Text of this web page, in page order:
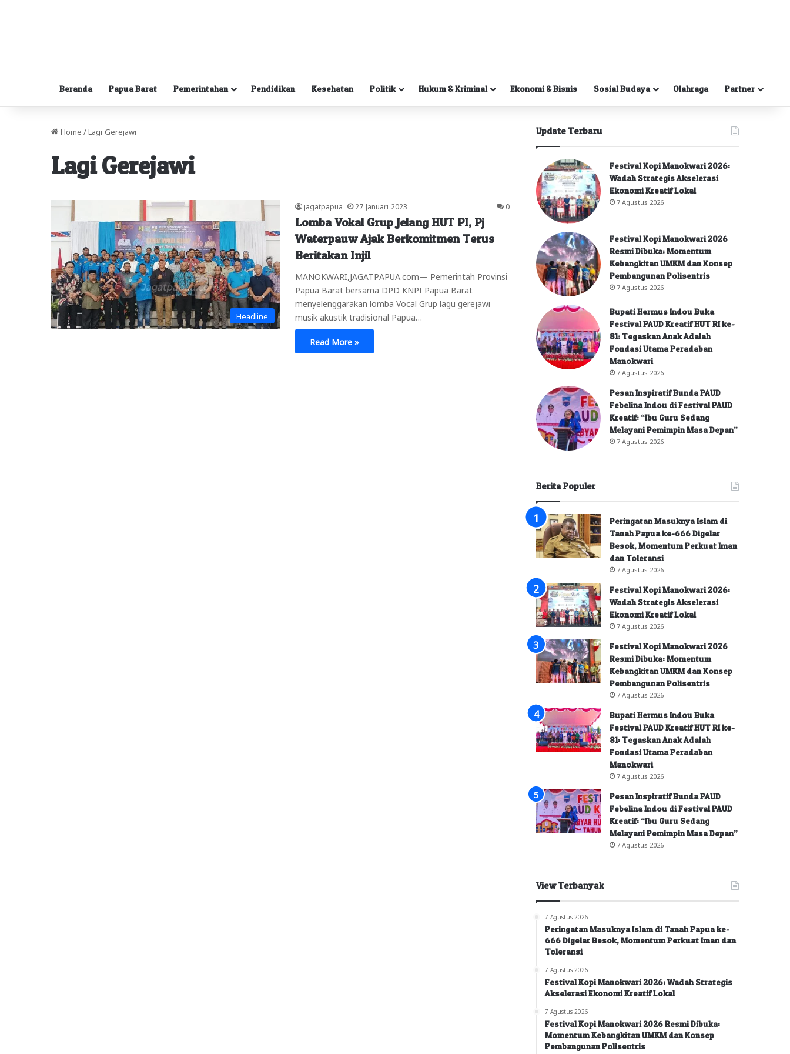
Beranda Papua Barat Pemerintahan Pendidikan Kesehatan Politik Hukum & Kriminal Ekonomi & Bisnis Sosial Budaya Olahraga Partner
Home / Lagi Gerejawi
Lagi Gerejawi
Headline
jagatpapua 27 Januari 2023 0
Lomba Vokal Grup Jelang HUT PI, Pj
Waterpauw Ajak Berkomitmen Terus
Beritakan Injil
MANOKWARI,JAGATPAPUA.com— Pemerintah Provinsi
Papua Barat bersama DPD KNPI Papua Barat
menyelenggarakan lomba Vocal Grup lagu gerejawi
musik akustik tradisional Papua…
Read More »
Update Terbaru
Festival Kopi Manokwari 2026:
Wadah Strategis Akselerasi
Ekonomi Kreatif Lokal
7 Agustus 2026
Festival Kopi Manokwari 2026
Resmi Dibuka: Momentum
Kebangkitan UMKM dan Konsep
Pembangunan Polisentris
7 Agustus 2026
Bupati Hermus Indou Buka
Festival PAUD Kreatif HUT RI ke-
81: Tegaskan Anak Adalah
Fondasi Utama Peradaban
Manokwari
7 Agustus 2026
Pesan Inspiratif Bunda PAUD
Febelina Indou di Festival PAUD
Kreatif: “Ibu Guru Sedang
Melayani Pemimpin Masa Depan”
7 Agustus 2026
Berita Populer
Peringatan Masuknya Islam di
Tanah Papua ke-666 Digelar
Besok, Momentum Perkuat Iman
dan Toleransi
7 Agustus 2026
Festival Kopi Manokwari 2026:
Wadah Strategis Akselerasi
Ekonomi Kreatif Lokal
7 Agustus 2026
Festival Kopi Manokwari 2026
Resmi Dibuka: Momentum
Kebangkitan UMKM dan Konsep
Pembangunan Polisentris
7 Agustus 2026
Bupati Hermus Indou Buka
Festival PAUD Kreatif HUT RI ke-
81: Tegaskan Anak Adalah
Fondasi Utama Peradaban
Manokwari
7 Agustus 2026
Pesan Inspiratif Bunda PAUD
Febelina Indou di Festival PAUD
Kreatif: “Ibu Guru Sedang
Melayani Pemimpin Masa Depan”
7 Agustus 2026
View Terbanyak
7 Agustus 2026
Peringatan Masuknya Islam di Tanah Papua ke-
666 Digelar Besok, Momentum Perkuat Iman dan
Toleransi
7 Agustus 2026
Festival Kopi Manokwari 2026: Wadah Strategis
Akselerasi Ekonomi Kreatif Lokal
7 Agustus 2026
Festival Kopi Manokwari 2026 Resmi Dibuka:
Momentum Kebangkitan UMKM dan Konsep
Pembangunan Polisentris